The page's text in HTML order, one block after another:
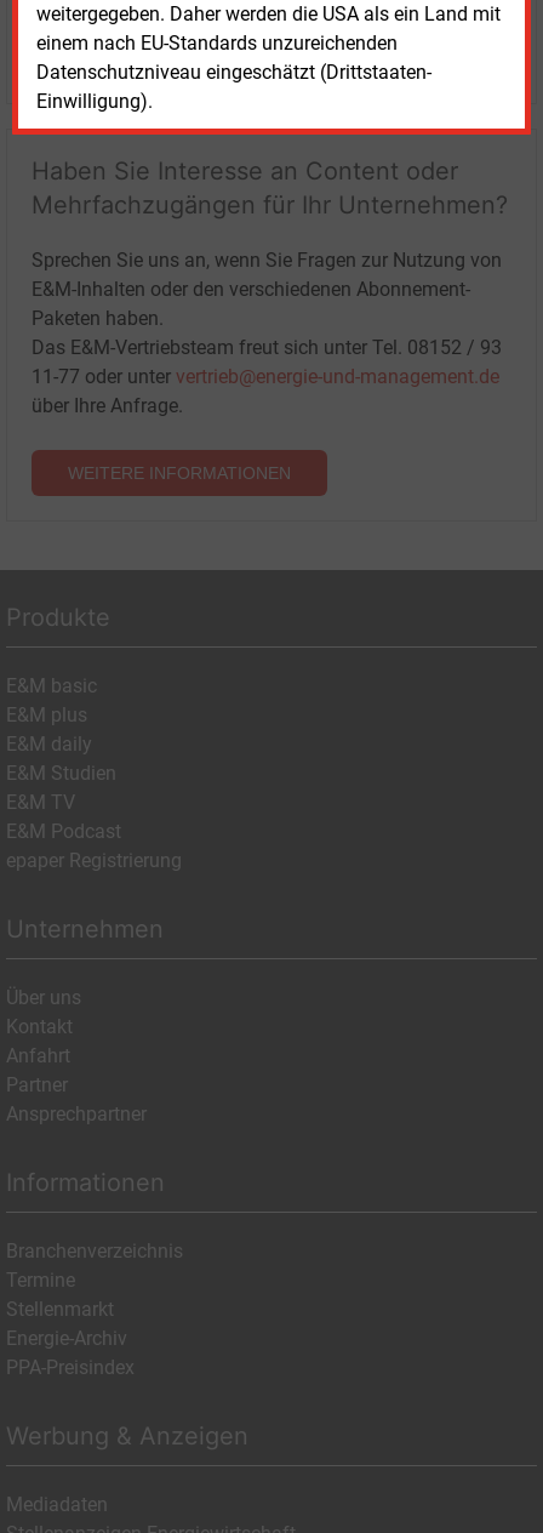
weitergegeben. Daher werden die USA als ein Land mit
einem nach EU-Standards unzureichenden
Datenschutzniveau eingeschätzt (Drittstaaten-
Einwilligung).
LOGIN
Haben Sie Interesse an Content oder
Mehrfachzugängen für Ihr Unternehmen?
Sprechen Sie uns an, wenn Sie Fragen zur Nutzung von
E&M-Inhalten oder den verschiedenen Abonnement-
Paketen haben.
Das E&M-Vertriebsteam freut sich unter Tel. 08152 / 93
11-77 oder unter vertrieb@energie-und-management.de
über Ihre Anfrage.
WEITERE INFORMATIONEN
Produkte
E&M basic
E&M plus
E&M daily
E&M Studien
E&M TV
E&M Podcast
epaper Registrierung
Unternehmen
Über uns
Kontakt
Anfahrt
Partner
Ansprechpartner
Informationen
Branchenverzeichnis
Termine
Stellenmarkt
Energie-Archiv
PPA-Preisindex
Werbung & Anzeigen
Mediadaten